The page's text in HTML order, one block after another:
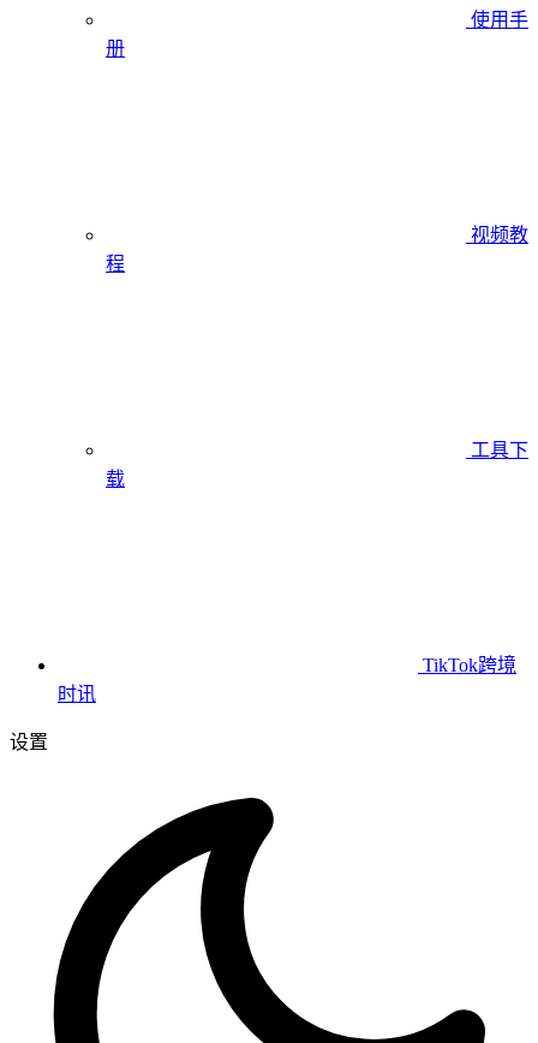
使用手
册
视频教
程
工具下
载
TikTok跨境
时讯
设置